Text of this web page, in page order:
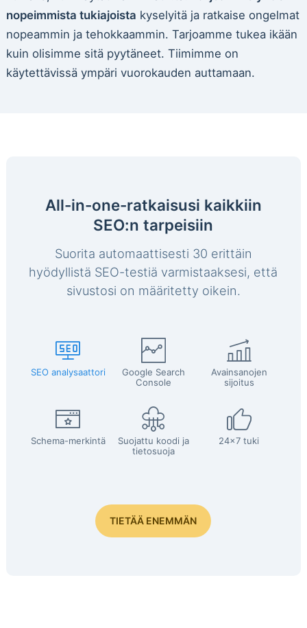
nopeimmista tukiajoista kyselyitä ja ratkaise ongelmat
nopeammin ja tehokkaammin. Tarjoamme tukea ikään
kuin olisimme sitä pyytäneet. Tiimimme on
käytettävissä ympäri vuorokauden auttamaan.
All-in-one-ratkaisusi kaikkiin
SEO:n tarpeisiin
Suorita automaattisesti 30 erittäin
hyödyllistä SEO-testiä varmistaaksesi, että
sivustosi on määritetty oikein.
SEO analysaattori
Google Search
Console
Avainsanojen
sijoitus
Schema-merkintä
Suojattu koodi ja
tietosuoja
24x7 tuki
TIETÄÄ ENEMMÄN